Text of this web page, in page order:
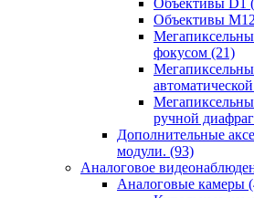
Объективы D1
Объективы M12
фокусом (21)
ручной
Дополнительные
модули. (93)
Аналоговое
Аналоговые камеры